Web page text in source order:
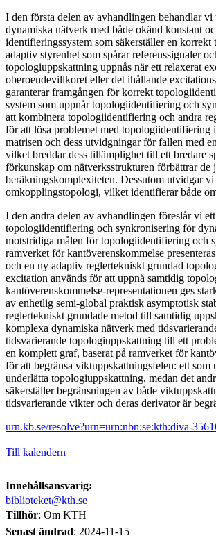
I den första delen av avhandlingen behandlar
dynamiska nätverk med både okänd konstant
identifieringssystem som säkerställer en
adaptiv styrenhet som spårar referenssignaler
topologiuppskattning uppnås när ett relaxerat
oberoendevillkoret eller det ihållande
garanterar framgången för korrekt
system som uppnår topologiidentifiering och
att kombinera topologiidentifiering och andra
för att lösa problemet med
matrisen och dess utvidgningar för fallen med
vilket breddar dess tillämplighet till ett bredare
förkunskap om nätverksstrukturen förbättrar
beräkningskomplexiteten. Dessutom utvidgar
omkopplingstopologi, vilket identifierar både
I den andra delen av avhandlingen föreslår vi
topologiidentifiering och synkronisering för
motstridiga målen för topologiidentifiering och
ramverket för kantöverenskommelse
och en ny adaptiv reglertekniskt grundad
excitation används för att uppnå samtidig
kantöverenskommelse-representationen ges
av enhetlig semi-global praktisk asymptotisk
reglertekniskt grundade metod till samtidig
komplexa dynamiska nätverk med
tidsvarierande topologiuppskattning till ett
en komplett graf, baserat på ramverket för
för att begränsa viktuppskattningsfelen: ett
underlätta topologiuppskattning, medan det
säkerställer begränsningen av både
tidsvarierande vikter och deras derivator är
urn.kb.se/resolve?urn=urn:nbn:se:kth:diva-
Till kalendern
Innehållsansvarig:
biblioteket@kth.se
Tillhör: Om KTH
Senast ändrad: 2024-11-15